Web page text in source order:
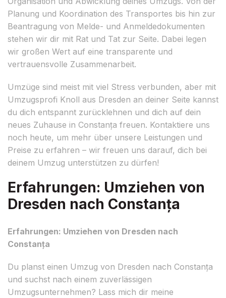
Planung und Koordination des Transportes bis hin zur
Beantragung von Melde- und Anmeldedokumenten
stehen wir dir mit Rat und Tat zur Seite. Dabei legen
wir großen Wert auf eine transparente und
vertrauensvolle Zusammenarbeit.
Umzüge sind meist mit viel Stress verbunden, aber mit
Umzugsprofi Knoll aus Dresden an deiner Seite kannst
du dich entspannt zurücklehnen und dich auf dein
neues Zuhause in Constanța freuen. Kontaktiere uns
noch heute, um mehr über unsere Leistungen und
Preise zu erfahren – wir freuen uns darauf, dich bei
deinem Umzug unterstützen zu dürfen!
Erfahrungen: Umziehen von
Dresden nach Constanța
Erfahrungen: Umziehen von Dresden nach
Constanța
Du planst einen Umzug von Dresden nach Constanța
und suchst nach einem zuverlässigen
Umzugsunternehmen? Lass mich dir meine